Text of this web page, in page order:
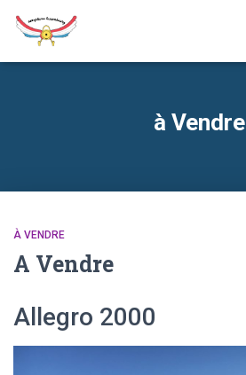
à Vendre
À VENDRE
A Vendre
Allegro 2000